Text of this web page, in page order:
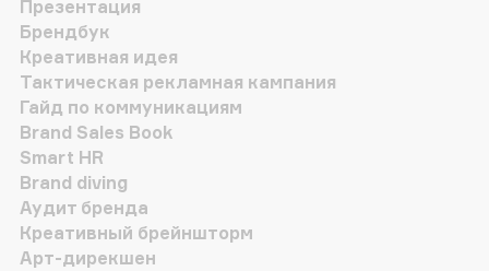
Презентация
Брендбук
Креативная идея
Тактическая рекламная кампания
Гайд по коммуникациям
Brand Sales Book
Smart HR
Brand diving
Аудит бренда
Креативный брейншторм
Арт-дирекшен